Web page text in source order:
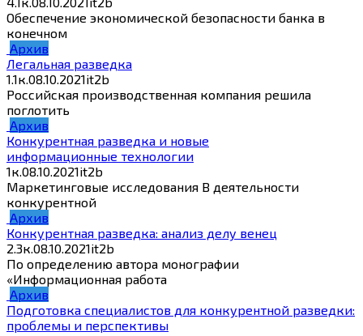
Обеспечение экономической безопасности банка в
конечном
Архив
Легальная разведка
1.1к.08.10.2021it2b
Российская производственная компания решила
поглотить
Архив
Конкурентная разведка и новые
информационные технологии
1к.08.10.2021it2b
Маркетинговые исследования В деятельности
конкурентной
Архив
Конкурентная разведка: анализ делу венец
2.3к.08.10.2021it2b
По определению автора монографии
«Информационная работа
Архив
Подготовка специалистов для конкурентной разведки:
проблемы и перспективы